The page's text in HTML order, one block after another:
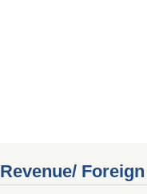
Revenue/